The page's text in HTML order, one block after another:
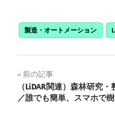
製造・オートメーション
投
稿
前の記事
（LiDAR関連）森林研究
／誰でも簡単、スマホで